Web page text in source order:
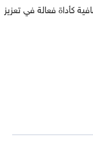
كأداة فعالة في تعزيز